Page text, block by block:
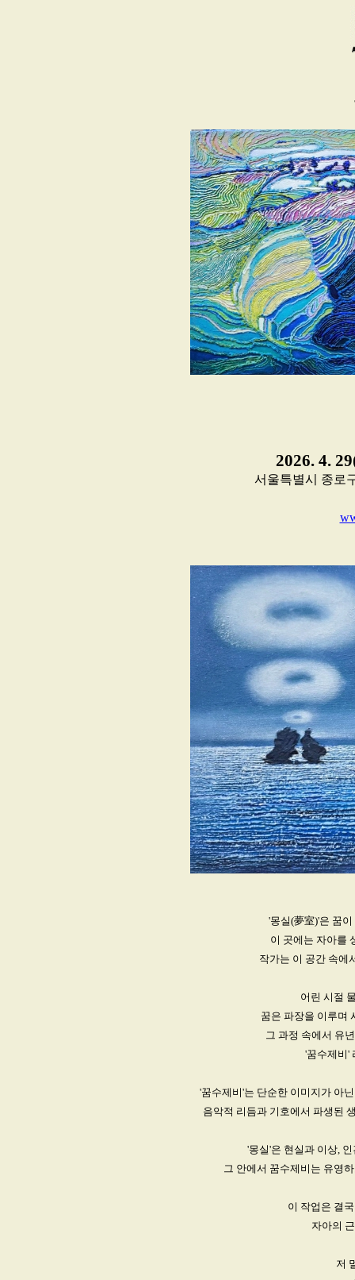
2026. 4.
서울특별시 종로
'몽실(夢室)'은 꿈
이 곳에는 자아를
작가는 이 공간 속에
어린 시절
꿈은 파장을 이루며
그 과정 속에서 유
'꿈수제비'
'꿈수제비'는 단순한 이미지가 아
음악적 리듬과 기호에서 파생된
'몽실'은 현실과 이상,
그 안에서 꿈수제비는 유영
이 작업은 결
자아의
저